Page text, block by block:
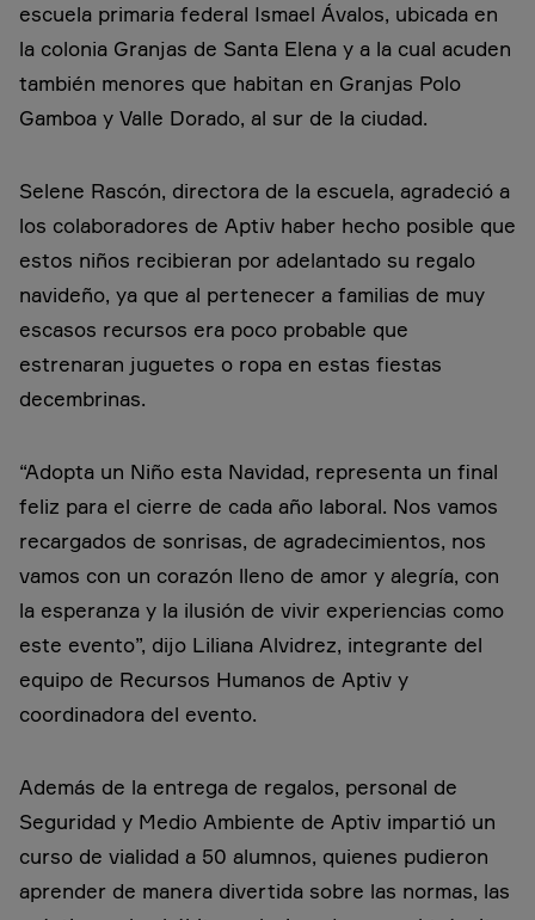
escuela primaria federal Ismael Ávalos, ubicada en
la colonia Granjas de Santa Elena y a la cual acuden
también menores que habitan en Granjas Polo
Gamboa y Valle Dorado, al sur de la ciudad.
Selene Rascón, directora de la escuela, agradeció a
los colaboradores de Aptiv haber hecho posible que
estos niños recibieran por adelantado su regalo
navideño, ya que al pertenecer a familias de muy
escasos recursos era poco probable que
estrenaran juguetes o ropa en estas fiestas
decembrinas.
“Adopta un Niño esta Navidad, representa un final
feliz para el cierre de cada año laboral. Nos vamos
recargados de sonrisas, de agradecimientos, nos
vamos con un corazón lleno de amor y alegría, con
la esperanza y la ilusión de vivir experiencias como
este evento”, dijo Liliana Alvidrez, integrante del
equipo de Recursos Humanos de Aptiv y
coordinadora del evento.
Además de la entrega de regalos, personal de
Seguridad y Medio Ambiente de Aptiv impartió un
curso de vialidad a 50 alumnos, quienes pudieron
aprender de manera divertida sobre las normas, las